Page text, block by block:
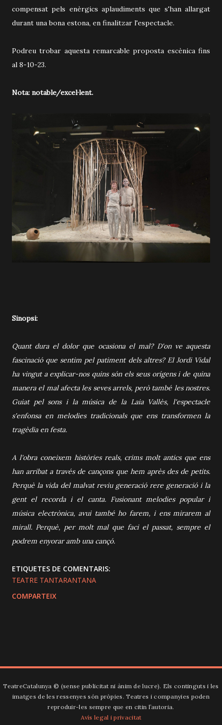
compensat pels enèrgics aplaudiments que s'han allargat
durant una bona estona, en finalitzar l'espectacle.
Podreu trobar aquesta remarcable proposta escènica fins
al 8-10-23.
Nota: notable/excel·lent.
Sinopsi:
Quant dura el dolor que ocasiona el mal? D'on ve aquesta
fascinació que sentim pel patiment dels altres? El Jordi Vidal
ha vingut a explicar-nos quins són els seus orígens i de quina
manera el mal afecta les seves arrels, però també les nostres.
Guiat pel sons i la música de la Laia Vallès, l'espectacle
s'enfonsa en melodies tradicionals que ens transformen la
tragèdia en festa.
A l'obra coneixem històries reals, crims molt antics que ens
han arribat a través de cançons que hem après des de petits.
Perquè la vida del malvat reviu generació rere generació i la
gent el recorda i el canta. Fusionant melodies popular i
música electrònica, avui també ho farem, i ens mirarem al
mirall. Perquè, per molt mal que faci el passat, sempre el
podrem enyorar amb una cançó.
ETIQUETES DE COMENTARIS:
TEATRE TANTARANTANA
COMPARTEIX
TeatreCatalunya ©️ (sense publicitat ni ànim de lucre). Els continguts i les
imatges de les ressenyes són pròpies. Teatres i companyies poden
reproduir-les sempre que en citin l’autoria.
Avís legal i privacitat